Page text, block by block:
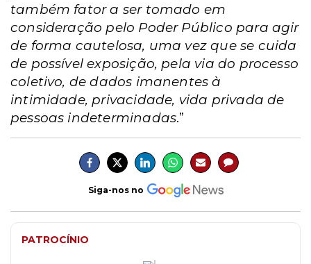
também fator a ser tomado em
consideração pelo Poder Público para agir
de forma cautelosa, uma vez que se cuida
de possível exposição, pela via do processo
coletivo, de dados imanentes à
intimidade, privacidade, vida privada de
pessoas indeterminadas.”
Siga-nos no
PATROCÍNIO